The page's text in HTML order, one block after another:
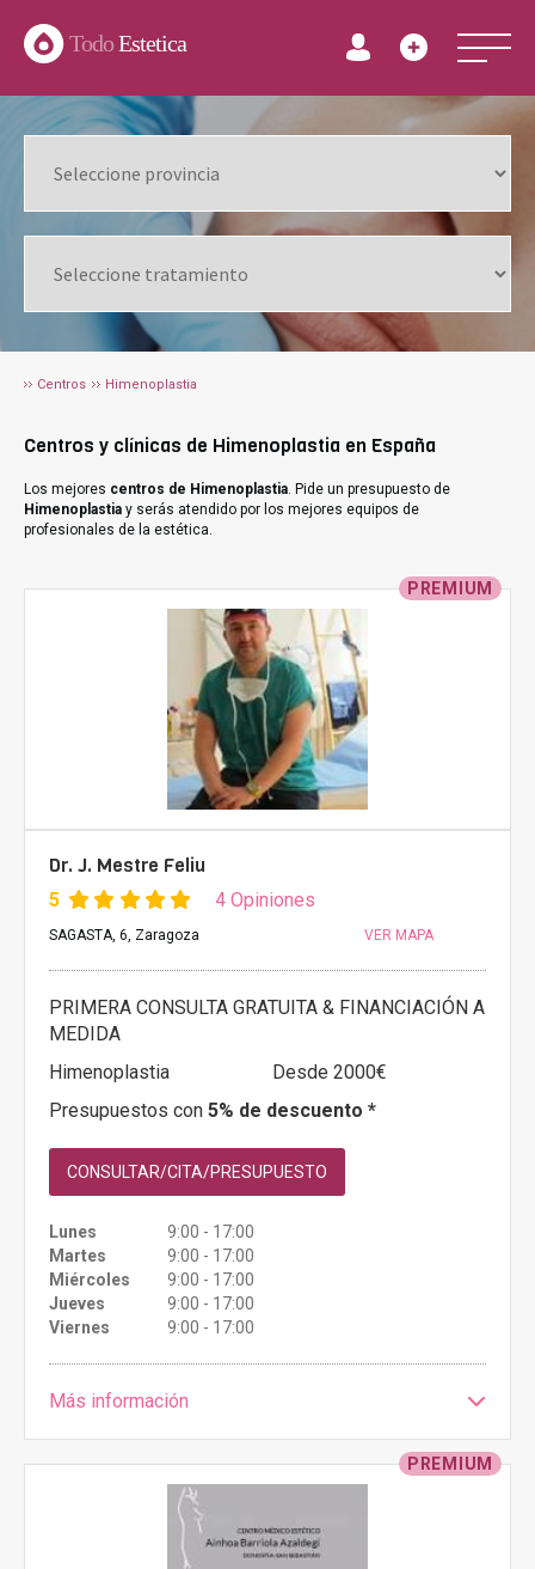
TodoEstetica
Centros Himenoplastia
Centros y clínicas de Himenoplastia en España
Los mejores centros de Himenoplastia. Pide un presupuesto de
Himenoplastia y serás atendido por los mejores equipos de
profesionales de la estética.
PREMIUM
Dr. J. Mestre Feliu
5 4 Opiniones
SAGASTA, 6, Zaragoza VER MAPA
PRIMERA CONSULTA GRATUITA & FINANCIACIÓN A
MEDIDA
Himenoplastia
Desde 2000€
Presupuestos con 5% de descuento *
CONSULTAR/CITA/PRESUPUESTO
Lunes
9:00 - 17:00
Martes
9:00 - 17:00
Miércoles
9:00 - 17:00
Jueves
9:00 - 17:00
Viernes
9:00 - 17:00
Más información
PREMIUM